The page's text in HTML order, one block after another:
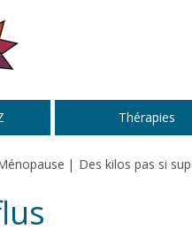
Thérapies
Des kilos pas si